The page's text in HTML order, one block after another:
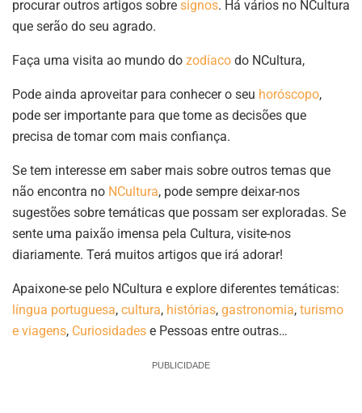
procurar outros artigos sobre signos. Há vários no NCultura
que serão do seu agrado.
Faça uma visita ao mundo do zodíaco do NCultura,
Pode ainda aproveitar para conhecer o seu horóscopo,
pode ser importante para que tome as decisões que
precisa de tomar com mais confiança.
Se tem interesse em saber mais sobre outros temas que
não encontra no NCultura, pode sempre deixar-nos
sugestões sobre temáticas que possam ser exploradas. Se
sente uma paixão imensa pela Cultura, visite-nos
diariamente. Terá muitos artigos que irá adorar!
Apaixone-se pelo NCultura e explore diferentes temáticas:
língua portuguesa, cultura, histórias, gastronomia, turismo
e viagens, Curiosidades e Pessoas entre outras…
PUBLICIDADE